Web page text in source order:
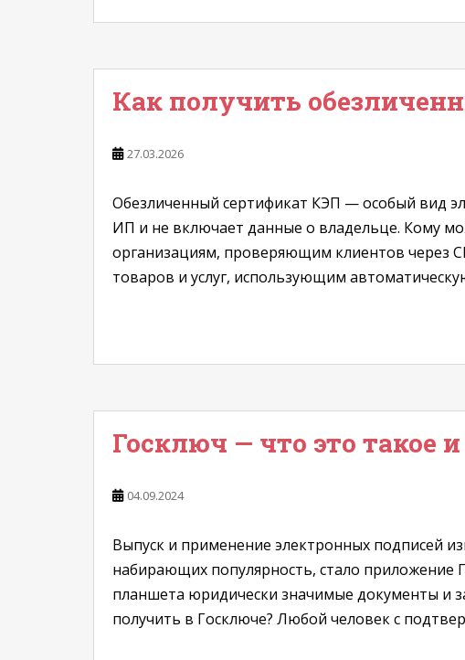
Как получить
27.03.2026
Обезличенный сертификат КЭП — особый вид
ИП и не включает данные о владельце. Кому
организациям, проверяющим клиентов через
товаров и услуг, использующим
Госключ — что это такое
04.09.2024
Выпуск и применение электронных подписей
набирающих популярность, стало приложение
планшета юридически значимые документы и
получить в Госключе? Любой человек с